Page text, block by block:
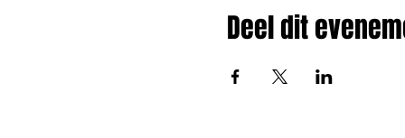
Deel dit